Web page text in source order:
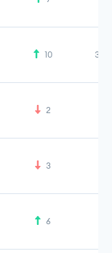
10
2
3
6